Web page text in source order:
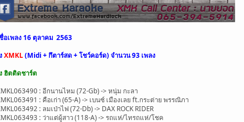
อเพลง 16 ตุลาคม 2563
XMKL (Midi + กึตาร์สด + โชว์คอร์ด) จำนวน93 เพลง
ฮิตติดชาร์ต
: อีกนานไหม (72-Gb) -> หนุ่ม กะลา
: คือเก่า (65-A) -> เบนซ์ เมืองเลย ft.กระต่าย พรรณิภา
: ลมเป่าไฟ (72-Db) -> DAX ROCK RIDER
: ว่าแต่ผู้สาว (118-A) -> รถแห่/ไทรถแห่/โชค